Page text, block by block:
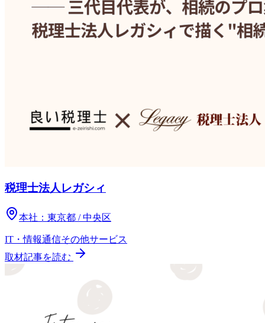
税理士法人レガシィ
本社： 東京都 / 中央区
IT・情報通信その他サービス
取材記事を読む